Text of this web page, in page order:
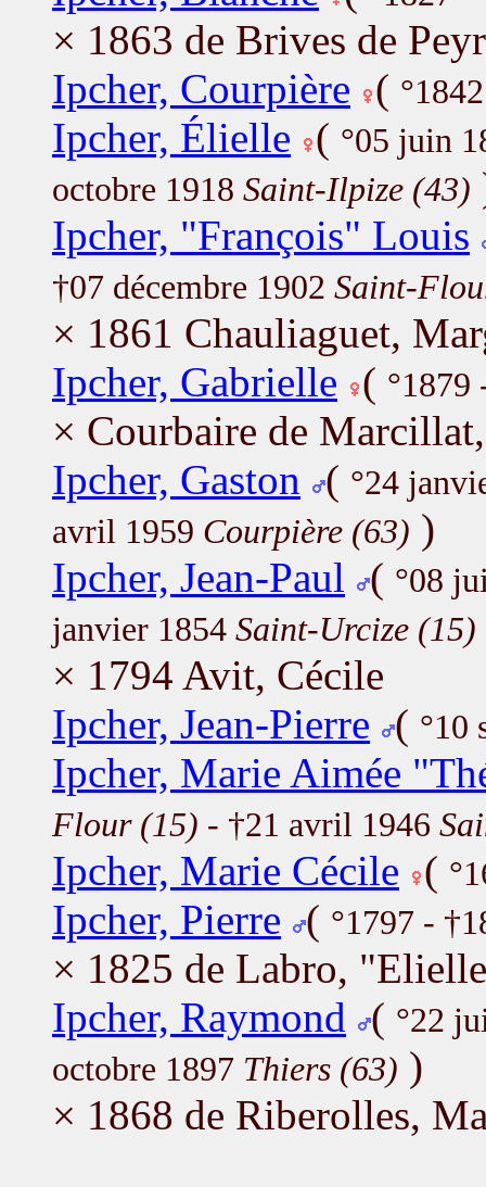
× 1863 de Brives de
Ipcher, Courpière (
Ipcher, Élielle ( °05 juin
octobre 1918 Saint-Ilpize (43)
Ipcher, "François" Louis
†07 décembre 1902 Saint-
× 1861 Chauliaguet,
Ipcher, Gabrielle ( °1879
× Courbaire de
Ipcher, Gaston
( °24
avril 1959 Courpière (63) )
Ipcher, Jean-Paul
( °08
janvier 1854 Saint-Urcize (15)
× 1794 Avit, Cécile
Ipcher, Jean-Pierre ( °10
Ipcher, Marie Aimée
Flour (15) - †21 avril 1946
Ipcher, Marie Cécile (
Ipcher, Pierre ( °1797 -
× 1825 de Labro,
Ipcher, Raymond
( °22
octobre 1897 Thiers (63) )
× 1868 de Riberolles,